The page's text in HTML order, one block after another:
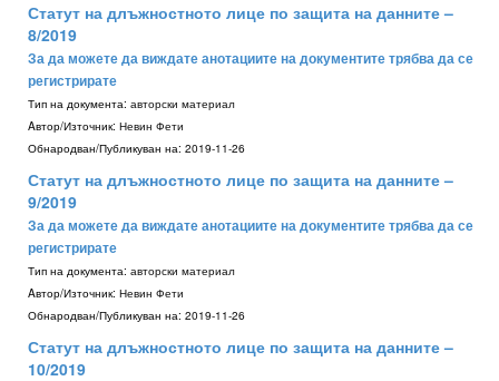
Статут на длъжностното лице по защита на данните –
8/2019
За да можете да виждате анотациите на документите трябва да се
регистрирате
Тип на документа: авторски материал
Aвтор/Източник: Невин Фети
Обнародван/Публикуван на: 2019-11-26
Статут на длъжностното лице по защита на данните –
9/2019
За да можете да виждате анотациите на документите трябва да се
регистрирате
Тип на документа: авторски материал
Aвтор/Източник: Невин Фети
Обнародван/Публикуван на: 2019-11-26
Статут на длъжностното лице по защита на данните –
10/2019